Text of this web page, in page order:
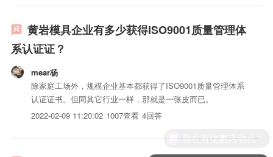
黄岩模具企业有多少获得ISO9001质量管理体
系认证证？
mear杨
除家庭工场外，规模企业基本都获得了ISO9001质量管理体系
认证证书。但同其它行业一样，那就是一张皮而已。
2022-02-09 11:20:02 1007查看 4回答
现在有优惠活动么？